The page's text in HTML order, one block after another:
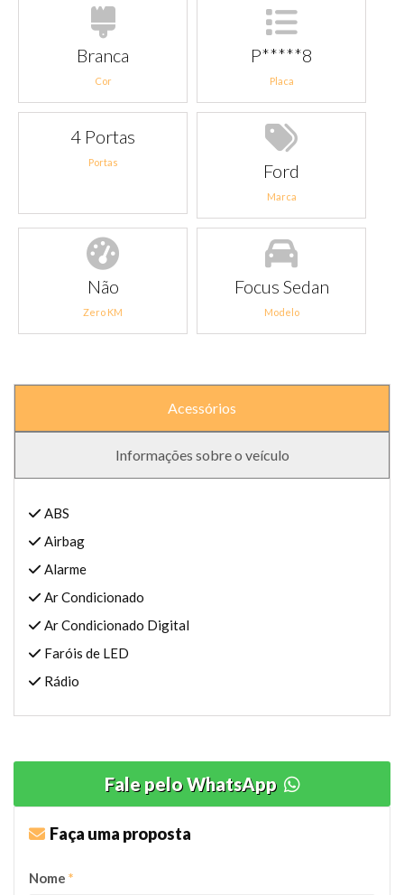
Branca
Cor
P*****8
Placa
4 Portas
Portas Ford
Marca
Não
Zero KM
Focus Sedan
Modelo
Acessórios
Informações sobre o veículo
ABS
Airbag
Alarme
Ar Condicionado
Ar Condicionado Digital
Faróis de LED
Rádio
Fale pelo WhatsApp
Faça uma proposta
Nome *